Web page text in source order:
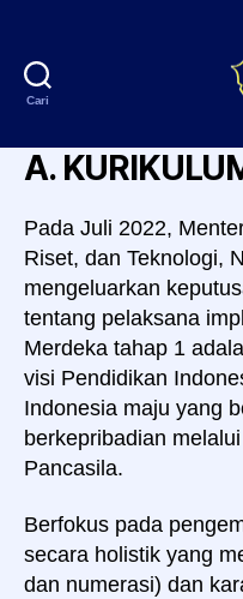
Cari
A.
Pada Juli 2022,
Riset, dan Teknologi,
mengeluarkan
tentang pelaksana
Merdeka tahap 1
visi Pendidikan
Indonesia maju yang
berkepribadian
Pancasila.
Berfokus pada
secara holistik yang
dan numerasi) dan